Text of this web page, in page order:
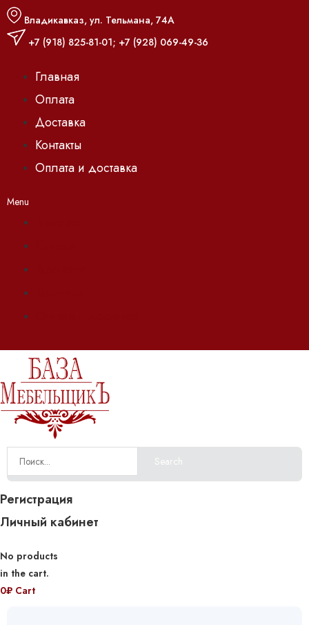
Владикавказ, ул. Тельмана, 74А
+7 (918) 825-81-01; +7 (928) 069-49-36
Главная
Оплата
Доставка
Контакты
Оплата и доставка
Menu
Search
Регистрация
Личный кабинет
No products
in the cart.
0₽ Cart